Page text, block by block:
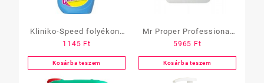
Kliniko-Speed folyékony
fertőtlenítőszer 750 ml,
szórófejes
1145 Ft
Kosárba teszem
Mr Proper Professional
kíméletes tisztítószer 5 l
5965 Ft
Kosárba teszem